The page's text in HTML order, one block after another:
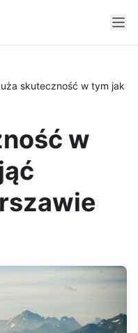
skuteczność w tym jak
w